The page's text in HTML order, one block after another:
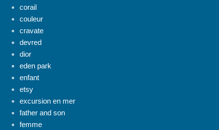
corail
couleur
cravate
devred
dior
eden park
enfant
etsy
excursion en mer
father and son
femme